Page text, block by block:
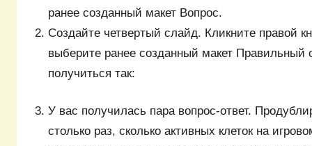
ранее созданный макет Вопрос.
Создайте четвертый слайд. Кликните правой
выберите ранее созданный макет Правильный
получиться так:
У вас получилась пара вопрос-ответ.
столько раз, сколько активных клеток на